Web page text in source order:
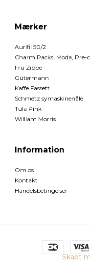
Mærker
Aurifil 50/2
Charm Packs, Moda, Pre-
Fru Zippe
Gütermann
Kaffe Fassett
Schmetz symaskinenåle
Tula Pink
William Morris
Information
Om os
Kontakt
Handelsbetingelser
Skabt